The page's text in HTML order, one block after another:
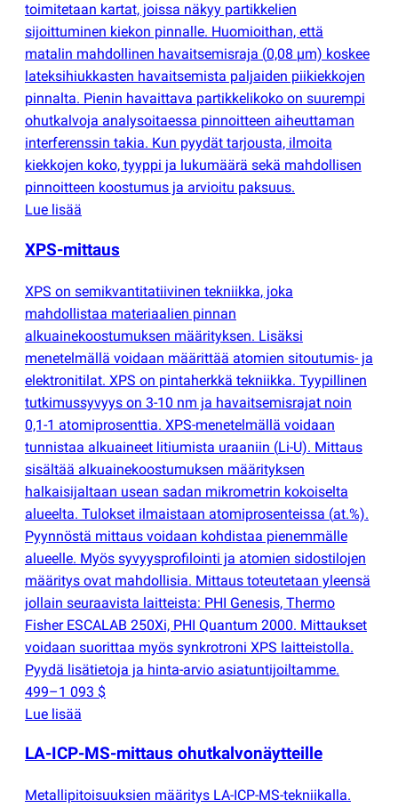
toimitetaan kartat, joissa näkyy partikkelien
sijoittuminen kiekon pinnalle. Huomioithan, että
matalin mahdollinen havaitsemisraja (0,08 µm) koskee
lateksihiukkasten havaitsemista paljaiden piikiekkojen
pinnalta. Pienin havaittava partikkelikoko on suurempi
ohutkalvoja analysoitaessa pinnoitteen aiheuttaman
interferenssin takia. Kun pyydät tarjousta, ilmoita
kiekkojen koko, tyyppi ja lukumäärä sekä mahdollisen
pinnoitteen koostumus ja arvioitu paksuus.
Lue lisää
XPS-mittaus
XPS on semikvantitatiivinen tekniikka, joka
mahdollistaa materiaalien pinnan
alkuainekoostumuksen määrityksen. Lisäksi
menetelmällä voidaan määrittää atomien sitoutumis- ja
elektronitilat. XPS on pintaherkkä tekniikka. Tyypillinen
tutkimussyvyys on 3-10 nm ja havaitsemisrajat noin
0,1-1 atomiprosenttia. XPS-menetelmällä voidaan
tunnistaa alkuaineet litiumista uraaniin (Li-U). Mittaus
sisältää alkuainekoostumuksen määrityksen
halkaisijaltaan usean sadan mikrometrin kokoiselta
alueelta. Tulokset ilmaistaan atomiprosenteissa (at.%).
Pyynnöstä mittaus voidaan kohdistaa pienemmälle
alueelle. Myös syvyysprofilointi ja atomien sidostilojen
määritys ovat mahdollisia. Mittaus toteutetaan yleensä
jollain seuraavista laitteista: PHI Genesis, Thermo
Fisher ESCALAB 250Xi, PHI Quantum 2000. Mittaukset
voidaan suorittaa myös synkrotroni XPS laitteistolla.
Pyydä lisätietoja ja hinta-arvio asiatuntijoiltamme.
499–1 093 $
Lue lisää
LA-ICP-MS-mittaus ohutkalvonäytteille
Metallipitoisuuksien määritys LA-ICP-MS-tekniikalla.